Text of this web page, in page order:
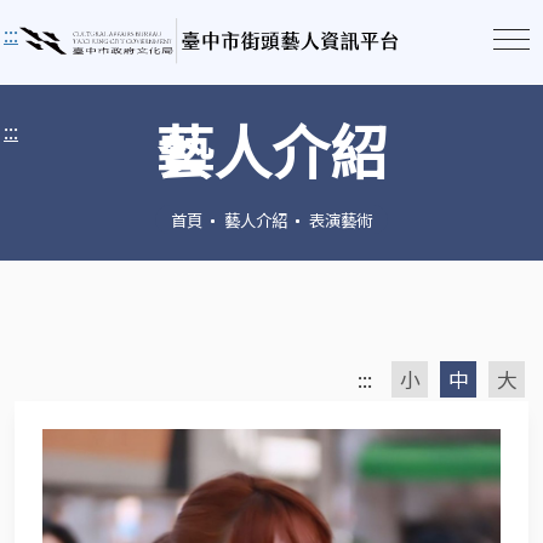
:::
::: 藝人介紹
首頁 藝人介紹 表演藝術
::: 小 中 大